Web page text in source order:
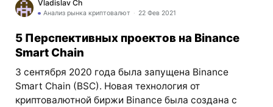
Vladislav Ch
Анализ рынка криптовалют 22 Фев 2021
5 Перспективных проектов на Binance
Smart Chain
3 сентября 2020 года была запущена Binance
Smart Chain (BSC). Новая технология от
криптовалютной биржи Binance была создана с